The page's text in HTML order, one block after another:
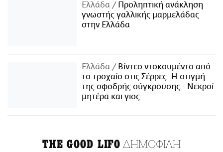
Ελλάδα
Προληπτική ανάκληση
γνωστής γαλλικής μαρμελάδας
στην Ελλάδα
Ελλάδα
Βίντεο ντοκουμέντο από
το τροχαίο στις Σέρρες: Η στιγμή
της σφοδρής σύγκρουσης - Νεκροί
μητέρα και γιος
THE GOOD LIFO ΔΗΜΟΦΙΛΗ